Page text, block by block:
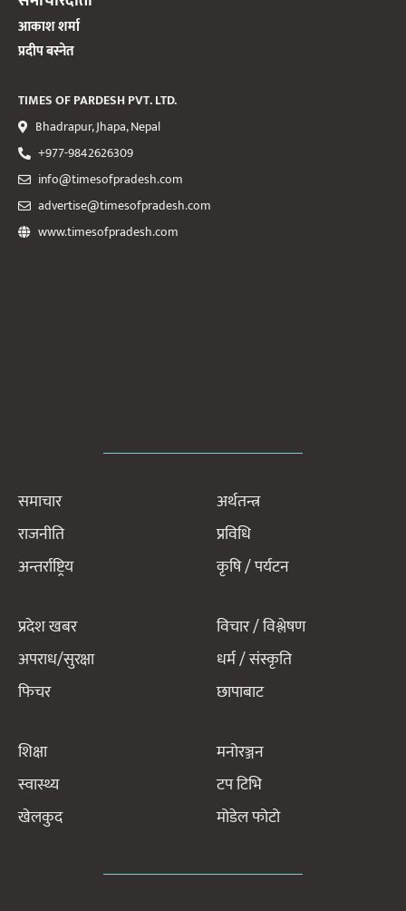
आकाश शर्मा
प्रदीप बस्नेत
TIMES OF PARDESH PVT. LTD.
Bhadrapur, Jhapa, Nepal
+977-9842626309
info@timesofpradesh.com
advertise@timesofpradesh.com
www.timesofpradesh.com
समाचार
राजनीति
अन्तर्राष्ट्रिय
अर्थतन्त्र
प्रविधि
कृषि / पर्यटन
प्रदेश खबर
अपराध/सुरक्षा
फिचर
विचार / विश्लेषण
धर्म / संस्कृति
छापाबाट
शिक्षा
स्वास्थ्य
खेलकुद
मनोरञ्जन
टप टिभि
मोडेल फोटो